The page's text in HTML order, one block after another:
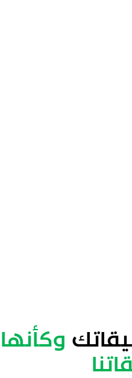
وكأنها